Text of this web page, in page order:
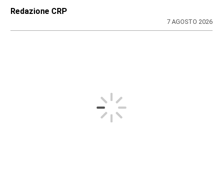
Redazione CRP
7 AGOSTO 2026